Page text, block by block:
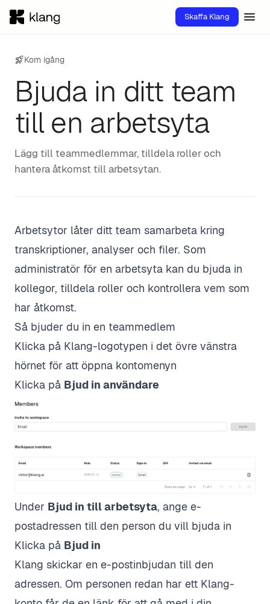
Skaffa Klang menu
rocket_launchKom igång
Bjuda in ditt team
till en arbetsyta
Lägg till teammedlemmar, tilldela roller och
hantera åtkomst till arbetsytan.
Arbetsytor låter ditt team samarbeta kring
transkriptioner, analyser och filer. Som
administratör för en arbetsyta kan du bjuda in
kollegor, tilldela roller och kontrollera vem som
har åtkomst.
Så bjuder du in en teammedlem
Klicka på Klang-logotypen i det övre vänstra
hörnet för att öppna kontomenyn
Klicka på Bjud in användare
Under Bjud in till arbetsyta, ange e-
postadressen till den person du vill bjuda in
Klicka på Bjud in
Klang skickar en e-postinbjudan till den
adressen. Om personen redan har ett Klang-